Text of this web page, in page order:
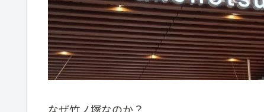
なぜ竹ノ塚なのか？